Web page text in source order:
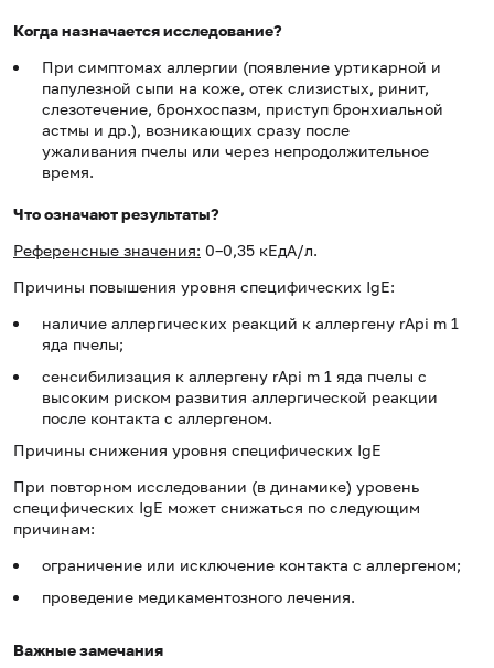
Когда назначается исследование?
При симптомах аллергии (появление уртикарной и
папулезной сыпи на коже, отек слизистых, ринит,
слезотечение, бронхоспазм, приступ бронхиальной
астмы и др.), возникающих сразу после
ужаливания пчелы или через непродолжительное
время.
Что означают результаты?
Референсные значения: 0–0,35 кЕдА/л.
Причины повышения уровня специфических IgE:
наличие аллергических реакций к аллергену rApi m 1
яда пчелы;
сенсибилизация к аллергену rApi m 1 яда пчелы с
высоким риском развития аллергической реакции
после контакта с аллергеном.
Причины снижения уровня специфических IgE
При повторном исследовании (в динамике) уровень
специфических IgE может снижаться по следующим
причинам:
ограничение или исключение контакта с аллергеном;
проведение медикаментозного лечения.
Важные замечания